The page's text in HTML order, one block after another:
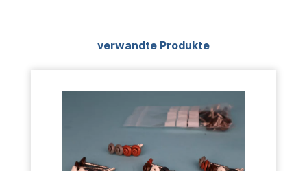
Produktgalerie überspringen
verwandte Produkte